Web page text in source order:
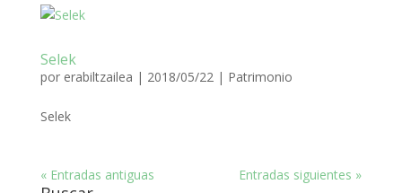
Selek
por erabiltzailea | 2018/05/22| Patrimonio
Selek
« Entradas antiguas Entradas siguientes »